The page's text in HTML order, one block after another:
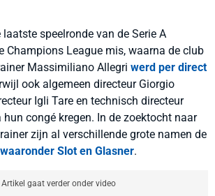
speelronde van de Serie A
Champions League mis, waarna de club
Massimiliano Allegri werd per direct
ook algemeen directeur Giorgio
Igli Tare en technisch directeur
congé kregen. In de zoektocht naar
zijn al verschillende grote namen de
waaronder Slot en Glasner.
Artikel gaat verder onder video